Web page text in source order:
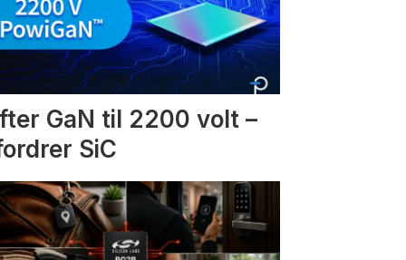
GaN til 2200 volt –
SiC